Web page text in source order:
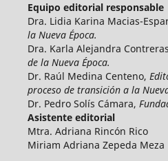
Equipo editorial responsable
Dra. Lidia Karina Macias-
la Nueva Época.
Dra. Karla Alejandra
de la Nueva Época.
Dr. Raúl Medina Centeno,
proceso de transición a la
Dr. Pedro Solís Cámara,
Asistente editorial
Mtra. Adriana Rincón Rico
Miriam Adriana Zepeda Meza